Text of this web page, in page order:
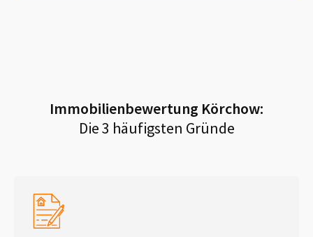
Immobilienbewertung Körchow:
Die 3 häufigsten Gründe